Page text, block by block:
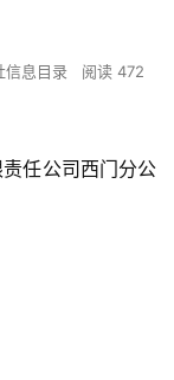
信息目录 阅读 472
任公司西门分公